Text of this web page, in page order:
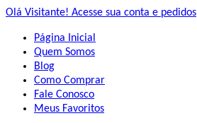
Olá Visitante! Acesse sua conta e pedidos
Página Inicial
Quem Somos
Blog
Como Comprar
Fale Conosco
Meus Favoritos